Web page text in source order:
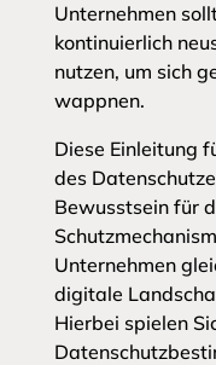
Unternehmen
kontinuierlich
nutzen, um sich
wappnen.
Diese Einleitung
des
Bewusstsein für
Unternehmen
digitale
Hierbei spielen